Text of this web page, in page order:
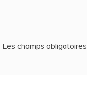
Les champs